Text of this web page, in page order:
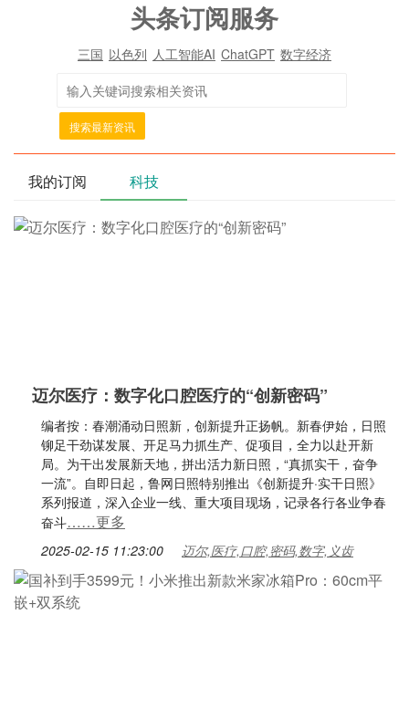
头条订阅服务
三国 以色列 人工智能AI ChatGPT 数字经济
搜索最新资讯
我的订阅 科技
迈尔医疗：数字化口腔医疗的“创新密码”
编者按：春潮涌动日照新，创新提升正扬帆。新春伊始，日照
铆足干劲谋发展、开足马力抓生产、促项目，全力以赴开新
局。为干出发展新天地，拼出活力新日照，“真抓实干，奋争
一流”。自即日起，鲁网日照特别推出《创新提升·实干日照》
系列报道，深入企业一线、重大项目现场，记录各行各业争春
奋斗……更多
2025-02-15 11:23:00 迈尔,医疗,口腔,密码,数字,义齿